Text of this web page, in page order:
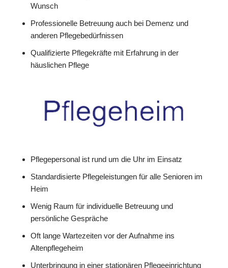
Wunsch
Professionelle Betreuung auch bei Demenz und
anderen Pflegebedürfnissen
Qualifizierte Pflegekräfte mit Erfahrung in der
häuslichen Pflege
Pflegepersonal ist rund um die Uhr im Einsatz
Standardisierte Pflegeleistungen für alle Senioren im
Heim
Wenig Raum für individuelle Betreuung und
persönliche Gespräche
Oft lange Wartezeiten vor der Aufnahme ins
Altenpflegeheim
Unterbringung in einer stationären Pflegeeinrichtung